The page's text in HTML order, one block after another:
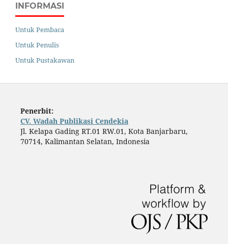
INFORMASI
Untuk Pembaca
Untuk Penulis
Untuk Pustakawan
Penerbit:
CV. Wadah Publikasi Cendekia
Jl. Kelapa Gading RT.01 RW.01, Kota Banjarbaru,
70714, Kalimantan Selatan, Indonesia